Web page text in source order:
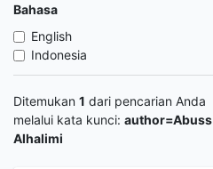
Bahasa
English
Indonesia
Ditemukan 1 dari pencarian Anda
melalui kata kunci: author=Abuss
Alhalimi